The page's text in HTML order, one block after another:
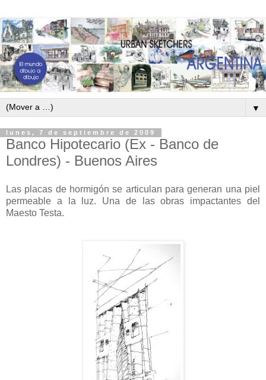
▼
lunes, 7 de septiembre de 2009
Banco Hipotecario (Ex - Banco de
Londres) - Buenos Aires
Las placas de hormigón se articulan para generan una piel
permeable a la luz. Una de las obras impactantes del
Maesto Testa.